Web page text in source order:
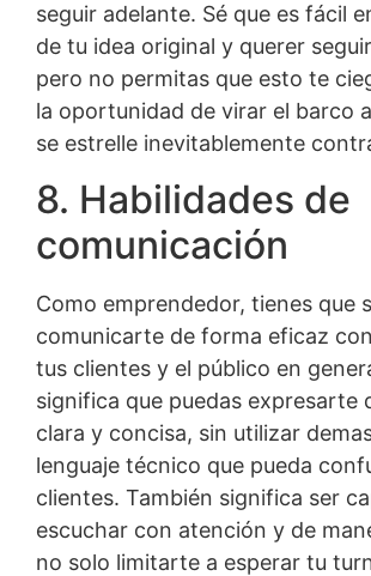
seguir adelante. Sé que es fácil
de tu idea original y querer
pero no permitas que esto te
la oportunidad de virar el barco
se estrelle inevitablemente
8. Habilidades de
comunicación
Como emprendedor, tienes que
comunicarte de forma eficaz
tus clientes y el público en
significa que puedas expresarte
clara y concisa, sin utilizar
lenguaje técnico que pueda
clientes. También significa ser
escuchar con atención y de
no solo limitarte a esperar tu